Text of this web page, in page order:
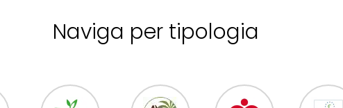
Naviga per tipologia